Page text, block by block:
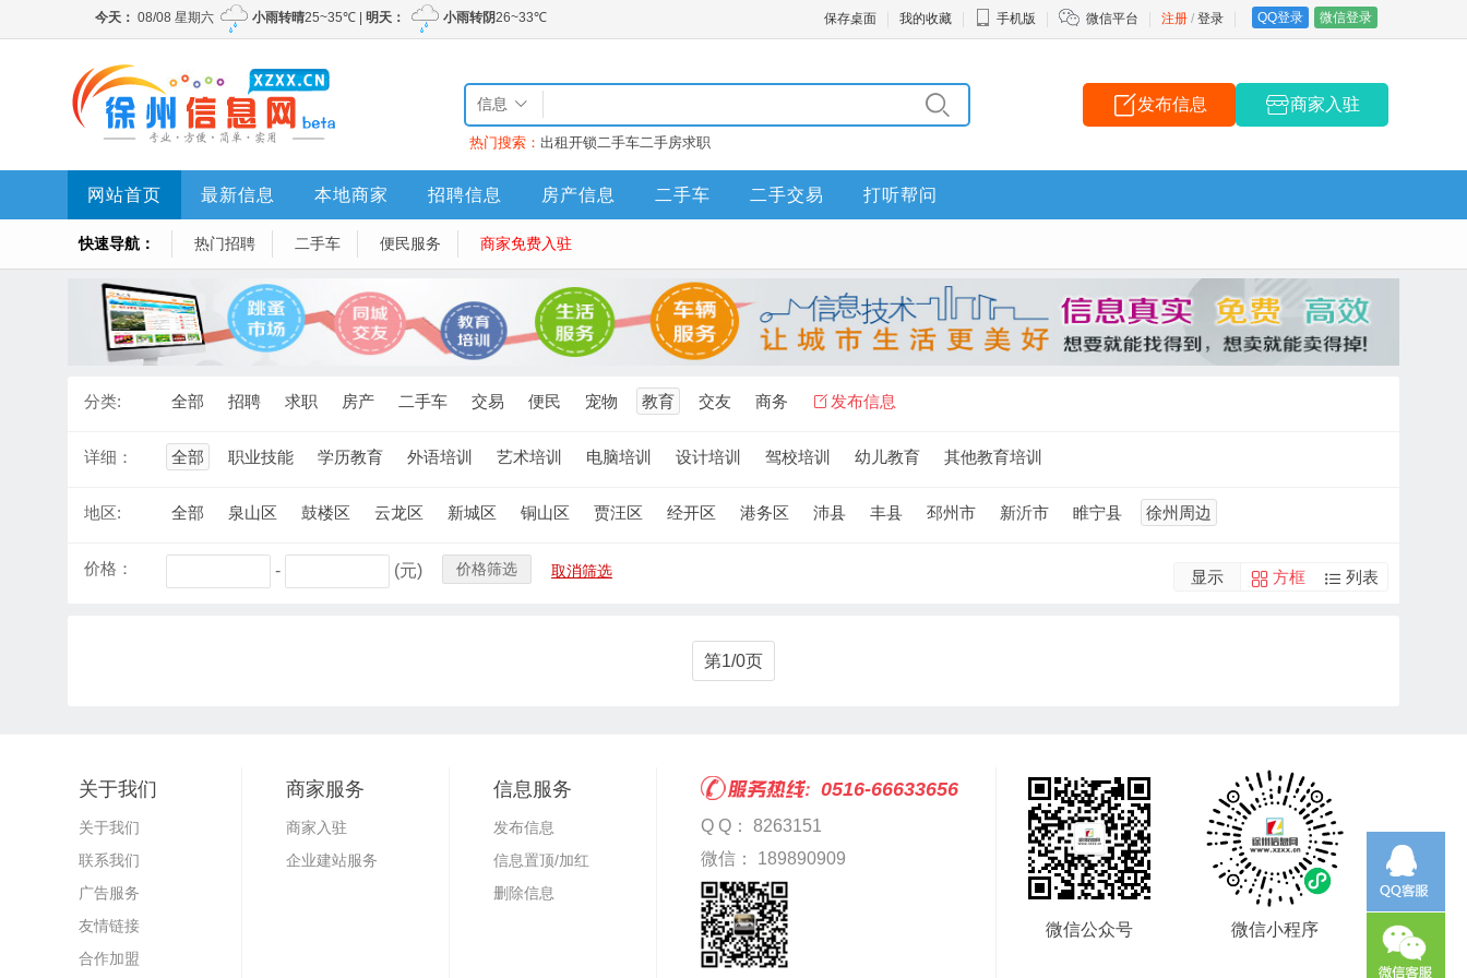
注册 / 登录 QQ登录 微信登录
保存桌面 我的收藏 手机版 微信平台
信息
热门搜索： 出租开锁二手车二手房求职
发布信息 商家入驻
网站首页 最新信息 本地商家 招聘信息 房产信息 二手车 二手交易 打听帮问
快速导航： 热门招聘 二手车 便民服务 商家免费入驻
分类: 全部 招聘 求职 房产 二手车 交易 便民 宠物 教育 交友 商务 发布信息
详细： 全部 职业技能 学历教育 外语培训 艺术培训 电脑培训 设计培训 驾校培训 幼儿教育 其他教育培训
地区: 全部 泉山区 鼓楼区 云龙区 新城区 铜山区 贾汪区 经开区 港务区 沛县 丰县 邳州市 新沂市 睢宁县 徐州周边
价格： - (元) 价格筛选 取消筛选 显示 方框 列表
第1/0页
关于我们
关于我们
联系我们
广告服务
友情链接
合作加盟
商家服务
商家入驻
企业建站服务
信息服务
发布信息
信息置顶/加红
删除信息
0516-66633656
Q Q： 8263151
微信： 189890909
微信公众号 微信小程序